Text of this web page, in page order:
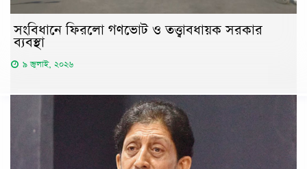
সংবিধানে ফিরলো গণভোট ও তত্ত্বাবধায়ক সরকার
ব্যবস্থা
৯ জুলাই, ২০২৬